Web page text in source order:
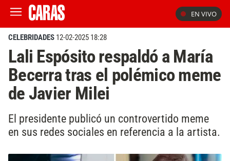
EN VIVO
CELEBRIDADES 12-02-2025 18:28
Lali Espósito respaldó a María
Becerra tras el polémico meme
de Javier Milei
El presidente publicó un controvertido meme
en sus redes sociales en referencia a la artista.